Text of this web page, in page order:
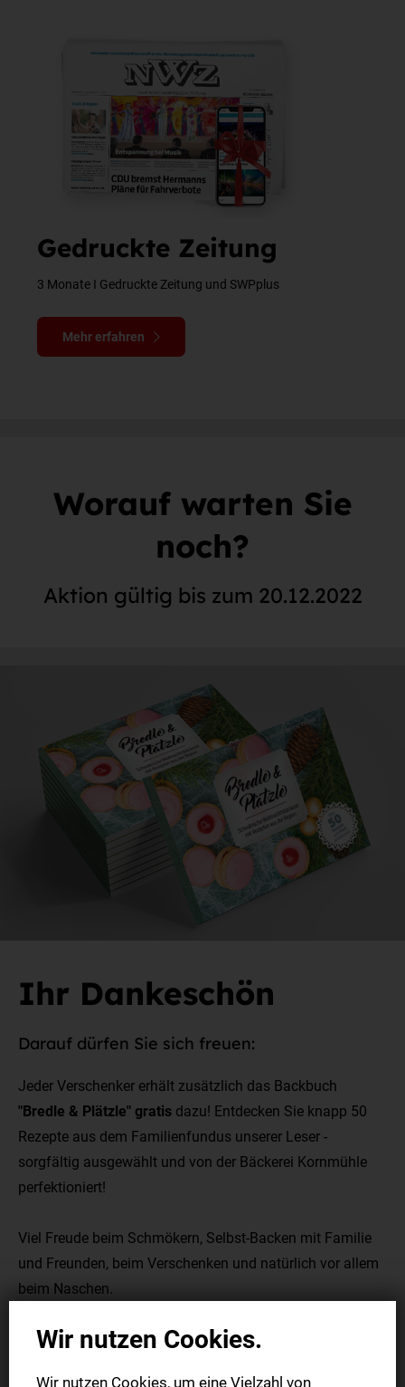
Gedruckte Zeitung
3 Monate I Gedruckte Zeitung und SWPplus
Mehr erfahren
Worauf warten Sie
noch?
Aktion gültig bis zum 20.12.2022
Ihr Dankeschön
Darauf dürfen Sie sich freuen:
Jeder Verschenker erhält zusätzlich das Backbuch
"Bredle & Plätzle" gratis dazu! Entdecken Sie knapp 50
Rezepte aus dem Familienfundus unserer Leser -
sorgfältig ausgewählt und von der Bäckerei Kornmühle
perfektioniert!
Viel Freude beim Schmökern, Selbst-Backen mit Familie
und Freunden, beim Verschenken und natürlich vor allem
beim Naschen.
Wir nutzen Cookies.
Wir nutzen Cookies, um eine Vielzahl von